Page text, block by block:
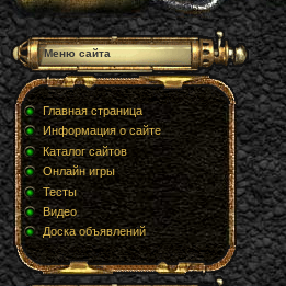
Меню сайта
Главная страница
Информация о сайте
Каталог сайтов
Онлайн игры
Тесты
Видео
Доска объявлений